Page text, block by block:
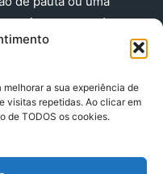
a sua experiência de
visitas repetidas. Ao clicar em
de TODOS os cookies.
envie-nos agora!